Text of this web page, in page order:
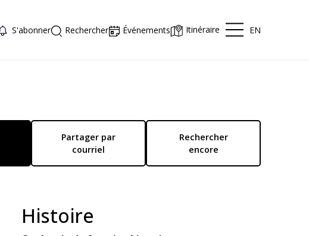
S'abonner Rechercher Événements Itinéraire EN
Partager par
courriel
Rechercher
encore
Histoire